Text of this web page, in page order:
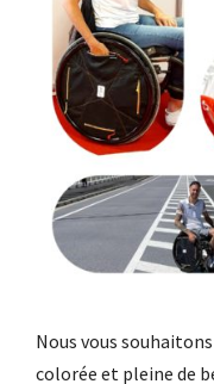
Nous vous
colorée et pleine de